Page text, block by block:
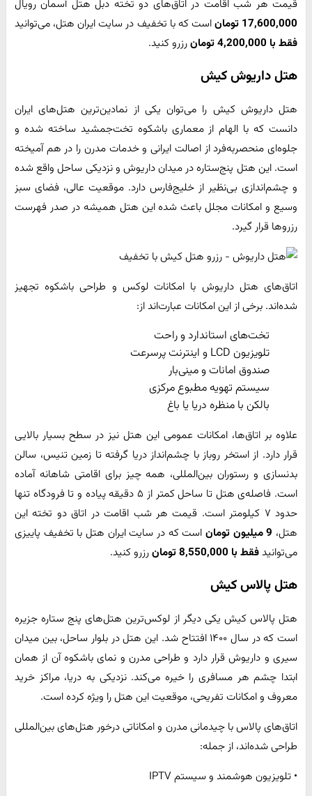
قیمت هر شب اقامت در اتاق‌های دو تخته دبل هتل آسمان رویال
17,600,000 تومان
است که با تخفیف در سایت ایران هتل، می‌توانید
فقط با 4,200,000 تومان
رزرو کنید.
هتل داریوش کیش
هتل داریوش کیش را می‌توان یکی از نمادین‌ترین هتل‌های ایران
دانست که با الهام از معماری باشکوه تخت‌جمشید ساخته شده و
جلوه‌ای منحصربه‌فرد از اصالت ایرانی و خدمات مدرن را در هم آمیخته
است. این هتل پنج‌ستاره در میدان داریوش و نزدیکی ساحل واقع شده
و چشم‌اندازی بی‌نظیر از خلیج‌فارس دارد. موقعیت عالی، فضای سبز
وسیع و امکانات مجلل باعث شده این هتل همیشه در صدر فهرست
رزروها قرار گیرد.
اتاق‌های هتل داریوش با امکانات لوکس و طراحی باشکوه تجهیز
شده‌اند. برخی از این امکانات عبارت‌اند از:
تخت‌های استاندارد و راحت
تلویزیون LCD و اینترنت پرسرعت
صندوق امانات و مینی‌بار
سیستم تهویه مطبوع مرکزی
بالکن با منظره دریا یا باغ
علاوه بر اتاق‌ها، امکانات عمومی این هتل نیز در سطح بسیار بالایی
قرار دارد. از استخر روباز با چشم‌انداز دریا گرفته تا زمین تنیس، سالن
بدنسازی و رستوران بین‌المللی، همه چیز برای اقامتی شاهانه آماده
است. فاصله‌ی هتل تا ساحل کمتر از ۵ دقیقه پیاده و تا فرودگاه تنها
حدود ۷ کیلومتر است. قیمت هر شب اقامت در اتاق دو تخته این
هتل، 9 میلیون تومان
است که در سایت ایران هتل با تخفیف پاییزی
می‌توانیدفقط با 8,550,000 تومان رزرو کنید.
هتل پالاس کیش
هتل پالاس کیش یکی دیگر از لوکس‌ترین هتل‌های پنج‌ ستاره جزیره
است که در سال ۱۴۰۰ افتتاح شد. این هتل در بلوار ساحل، بین میدان
سیری و داریوش قرار دارد و طراحی مدرن و نمای باشکوه آن از همان
ابتدا چشم هر مسافری را خیره می‌کند. نزدیکی به دریا، مراکز خرید
معروف و امکانات تفریحی، موقعیت این هتل را ویژه کرده است.
اتاق‌های پالاس با چیدمانی مدرن و امکاناتی درخور هتل‌های بین‌المللی
طراحی شده‌اند، از جمله:
• تلویزیون هوشمند و سیستم IPTV